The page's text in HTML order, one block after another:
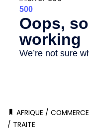
AFRIQUE /COMMERCE
/ TRAITE